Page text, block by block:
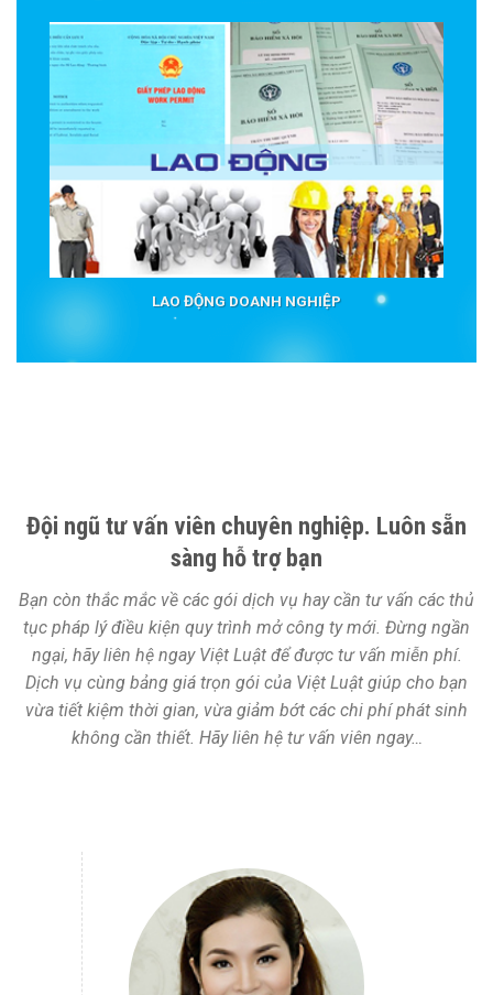
LAO ĐỘNG DOANH NGHIỆP
Đội ngũ tư vấn viên chuyên nghiệp. Luôn sẵn
sàng hỗ trợ bạn
Bạn còn thắc mắc về các gói dịch vụ hay cần tư vấn các thủ
tục pháp lý điều kiện quy trình mở công ty mới. Đừng ngần
ngại, hãy liên hệ ngay Việt Luật để được tư vấn miễn phí.
Dịch vụ cùng bảng giá trọn gói của Việt Luật giúp cho bạn
vừa tiết kiệm thời gian, vừa giảm bớt các chi phí phát sinh
không cần thiết. Hãy liên hệ tư vấn viên ngay…